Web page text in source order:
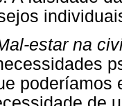
estar na
poderíamos